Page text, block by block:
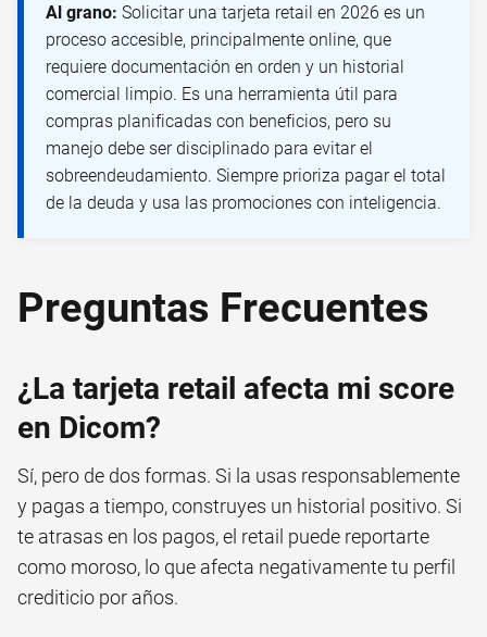
Al grano: Solicitar una tarjeta retail en 2026 es un
proceso accesible, principalmente online, que
requiere documentación en orden y un historial
comercial limpio. Es una herramienta útil para
compras planificadas con beneficios, pero su
manejo debe ser disciplinado para evitar el
sobreendeudamiento. Siempre prioriza pagar el total
de la deuda y usa las promociones con inteligencia.
Preguntas Frecuentes
¿La tarjeta retail afecta mi score
en Dicom?
Sí, pero de dos formas. Si la usas responsablemente
y pagas a tiempo, construyes un historial positivo. Si
te atrasas en los pagos, el retail puede reportarte
como moroso, lo que afecta negativamente tu perfil
crediticio por años.